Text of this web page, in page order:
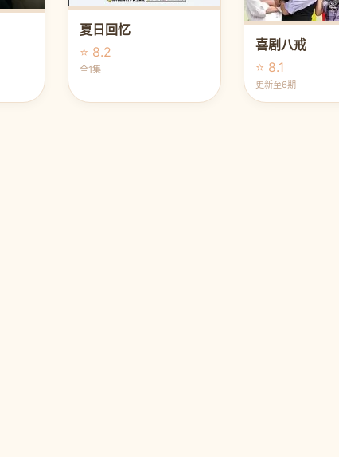
夏日回忆
⭐ 8.2
全1集
喜剧八戒
⭐ 8.1
更新至6期